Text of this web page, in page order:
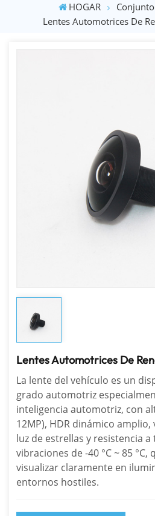
HOGAR
Lentes Automotrices De
Lentes Automotrices De
La lente del vehículo es un
grado automotriz
inteligencia automotriz, con
12MP), HDR dinámico
luz de estrellas y resistencia
vibraciones de -40 °C ~ 85 °C,
visualizar claramente en
entornos hostiles.